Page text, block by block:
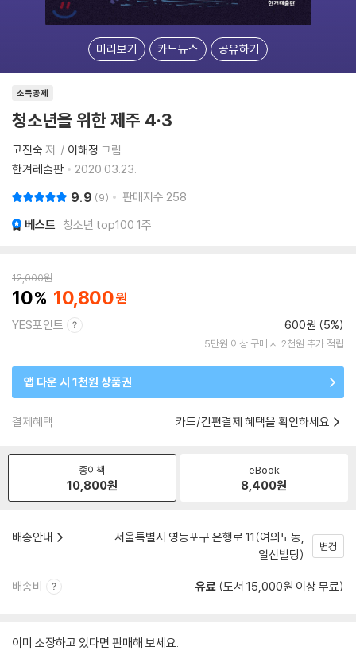
미리보기 카드뉴스 공유하기
소득공제
청소년을 위한 제주 4·3
고진숙 저 이해정 그림
한겨레출판
2020.03.23.
9.9 9 판매지수 258
베스트 청소년 top100 1주
12,000원
10 10,800
YES포인트 600원 (5%)
5만원 이상 구매 시 2천원 추가 적립
앱 다운 시 1천원 상품권
결제혜택 카드/간편결제 혜택을 확인하세요
종이책
10,800원
eBook
8,400원
배송안내
서울특별시 영등포구 은행로 11(여의도동,
일신빌딩)
변경
배송비 유료 (도서 15,000원 이상 무료)
이미 소장하고 있다면 판매해 보세요.